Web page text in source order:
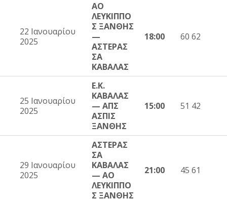
22 Ιανουαρίου
2025
ΑΟ
ΛΕΥΚΙΠΠΟ
Σ ΞΑΝΘΗΣ
—
ΑΣΤΕΡΑΣ
ΣΑ
ΚΑΒΑΛΑΣ
18:00 60 62
25 Ιανουαρίου
2025
Ε.Κ.
ΚΑΒΑΛΑΣ
— ΑΠΣ
ΑΣΠΙΣ
ΞΑΝΘΗΣ
15:00 51 42
29 Ιανουαρίου
2025
ΑΣΤΕΡΑΣ
ΣΑ
ΚΑΒΑΛΑΣ
— ΑΟ
ΛΕΥΚΙΠΠΟ
Σ ΞΑΝΘΗΣ
21:00 45 61